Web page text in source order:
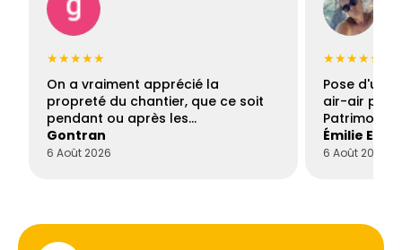
★★★★★
On a vraiment apprécié la
propreté du chantier, que ce soit
pendant ou après les…
Gontran
6 Août 2026
★★★★★
Pose d'une
air-air par
Patrimoine
Émilie
6 Août 2026